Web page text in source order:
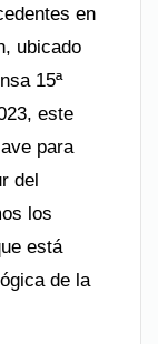
en
ubicado
15ª
este
para
del
los
está
de la